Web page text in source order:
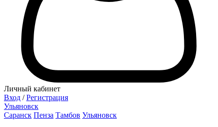
Личный кабинет
Вход / Регистрация
Ульяновск
Саранск Пенза Тамбов Ульяновск